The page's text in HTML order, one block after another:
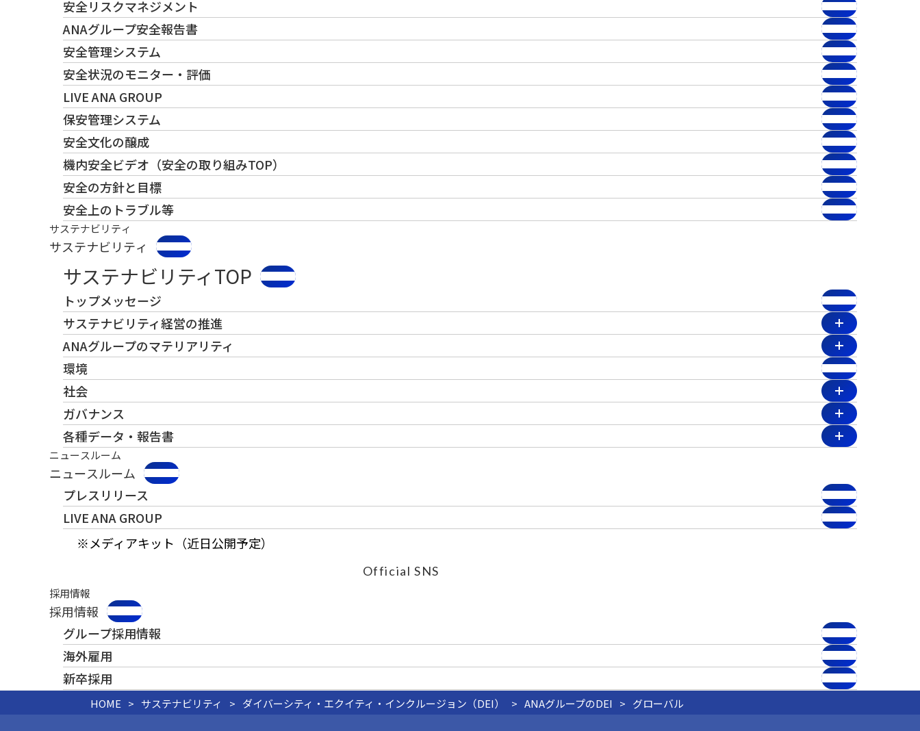
安全リスクマネジメント
ANAグループ安全報告書
安全管理システム
安全状況のモニター・評価
LIVE ANA GROUP
保安管理システム
安全文化の醸成
機内安全ビデオ（安全の取り組みTOP）
安全の方針と目標
安全上のトラブル等
サステナビリティ
サステナビリティ
サステナビリティTOP
トップメッセージ
サステナビリティ経営の推進
ANAグループのマテリアリティ
環境
社会
ガバナンス
各種データ・報告書
ニュースルーム
ニュースルーム
プレスリリース
LIVE ANA GROUP
※メディアキット（近日公開予定）
Official SNS
採用情報
採用情報
グループ採用情報
海外雇用
新卒採用
HOME サステナビリティ ダイバーシティ・エクイティ・インクルージョン（DEI） ANAグループのDEI グローバル